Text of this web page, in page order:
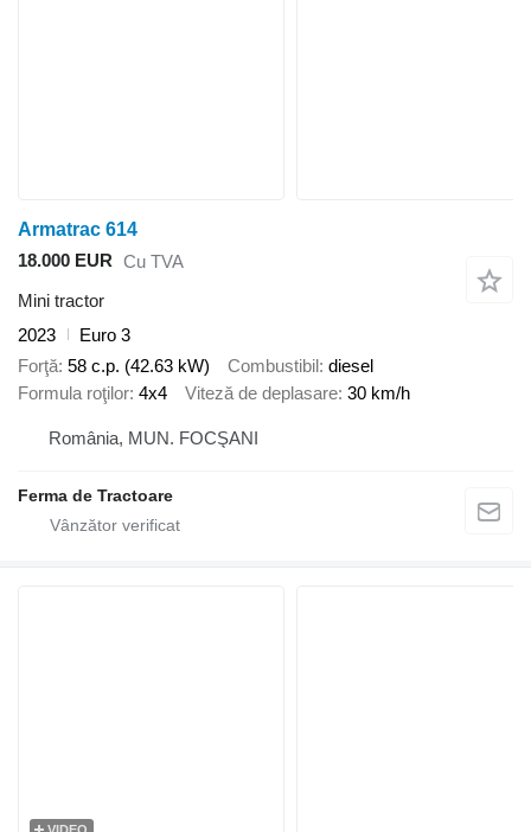
Armatrac 614
18.000 EUR Cu TVA
Mini tractor
2023
Euro 3
Forţă 58 c.p. (42.63 kW) Combustibil diesel
Formula roţilor 4x4 Viteză de deplasare 30 km/h
România, MUN. FOCŞANI
Ferma de Tractoare